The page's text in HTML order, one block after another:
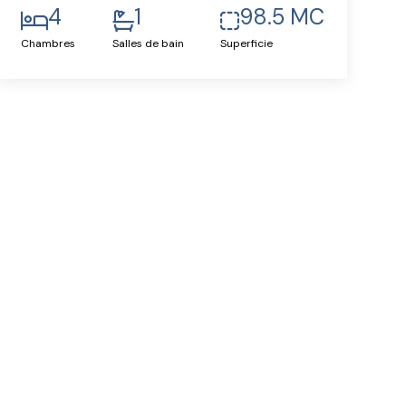
4
Chambres
1
Salles de bain
98.5 MC
Superficie